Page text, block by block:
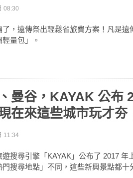
08:30
，遠傳祭出輕鬆省旅費方案！凡是
量包」。
曼谷，KAYAK 公布
在來這些城市玩才夯
11:34
搜尋引擎「KAYAK」公布了 2017
搜尋地點」不同，這些新興景點都